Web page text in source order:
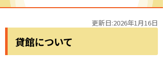
更新日:2026年1月16日
貸館について